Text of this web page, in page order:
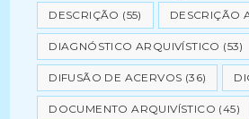
DESCRIÇÃO (55) DESCRIÇÃO
DIAGNÓSTICO ARQUIVÍSTICO (53)
DIFUSÃO DE ACERVOS (36)
DOCUMENTO ARQUIVÍSTICO (45)